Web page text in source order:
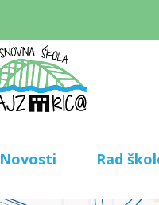
Novosti Rad